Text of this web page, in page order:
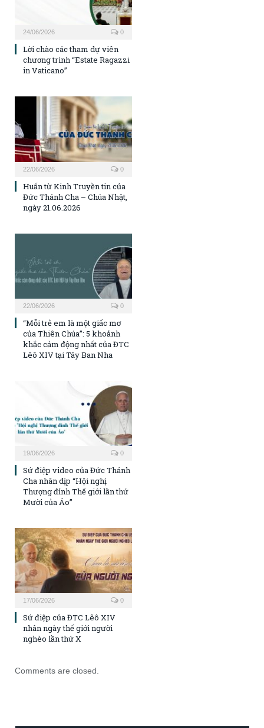
24/06/2026 0
Lời chào các tham dự viên
chương trình “Estate Ragazzi
in Vaticano”
22/06/2026 0
Huấn từ Kinh Truyền tin của
Đức Thánh Cha – Chúa Nhật,
ngày 21.06.2026
22/06/2026 0
“Mỗi trẻ em là một giấc mơ
của Thiên Chúa”: 5 khoảnh
khắc cảm động nhất của ĐTC
Lêô XIV tại Tây Ban Nha
19/06/2026 0
Sứ điệp video của Đức Thánh
Cha nhân dịp “Hội nghị
Thượng đỉnh Thế giới lần thứ
Mười của Áo”
17/06/2026 0
Sứ điệp của ĐTC Lêô XIV
nhân ngày thế giới người
nghèo lần thứ X
Comments are closed.